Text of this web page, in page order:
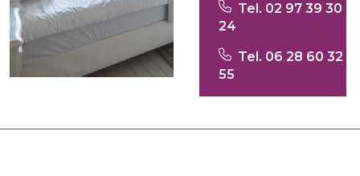
Tel. 02 97 39 30
24
Tel. 06 28 60 32
55